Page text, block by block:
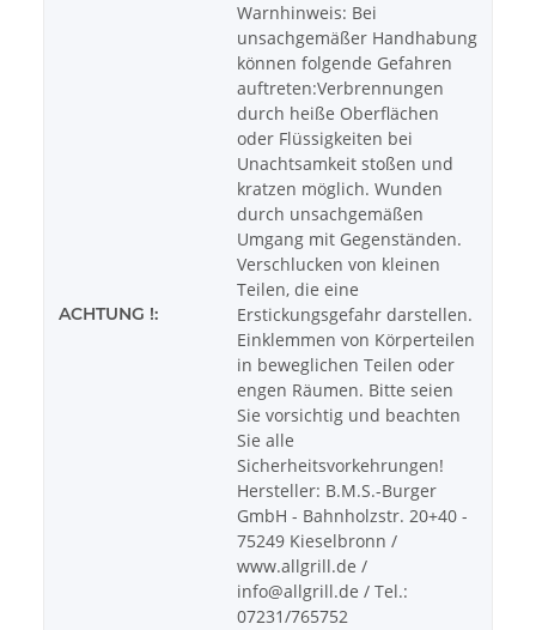
ACHTUNG !:
Warnhinweis: Bei
unsachgemäßer Handhabung
können folgende Gefahren
auftreten:Verbrennungen
durch heiße Oberflächen
oder Flüssigkeiten bei
Unachtsamkeit stoßen und
kratzen möglich. Wunden
durch unsachgemäßen
Umgang mit Gegenständen.
Verschlucken von kleinen
Teilen, die eine
Erstickungsgefahr darstellen.
Einklemmen von Körperteilen
in beweglichen Teilen oder
engen Räumen. Bitte seien
Sie vorsichtig und beachten
Sie alle
Sicherheitsvorkehrungen!
Hersteller: B.M.S.-Burger
GmbH - Bahnholzstr. 20+40 -
75249 Kieselbronn /
www.allgrill.de /
info@allgrill.de / Tel.:
07231/765752